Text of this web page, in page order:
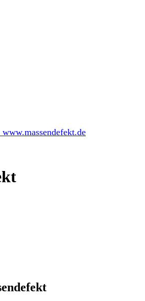
www.massendefekt.de